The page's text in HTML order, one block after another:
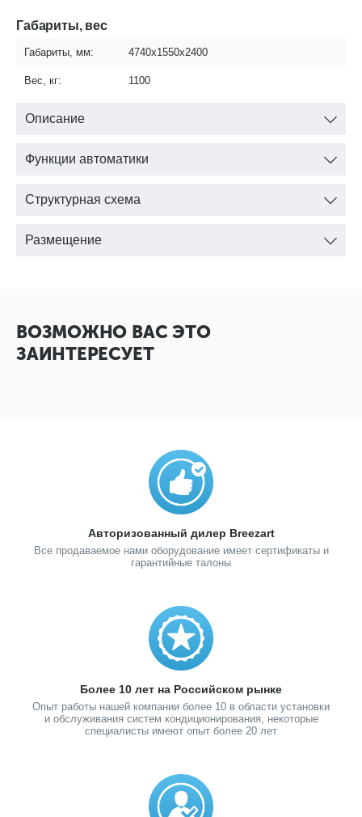
Габариты, вес
Габариты, мм: 4740х1550х2400
Вес, кг: 1100
Описание
Функции автоматики
Структурная схема
Размещение
ВОЗМОЖНО ВАС ЭТО
ЗАИНТЕРЕСУЕТ
Авторизованный дилер Breezart
Все продаваемое нами оборудование имеет сертификаты и
гарантийные талоны
Более 10 лет на Российском рынке
Опыт работы нашей компании более 10 в области установки
и обслуживания систем кондиционирования, некоторые
специалисты имеют опыт более 20 лет